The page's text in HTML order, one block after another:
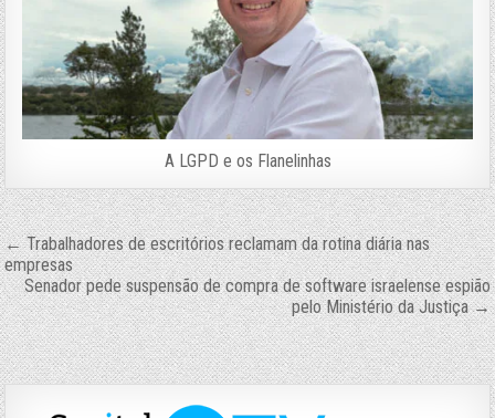
A LGPD e os Flanelinhas
Navegação
de
Post
← Trabalhadores de escritórios reclamam da rotina diária nas
empresas
Senador pede suspensão de compra de software israelense espião
pelo Ministério da Justiça →